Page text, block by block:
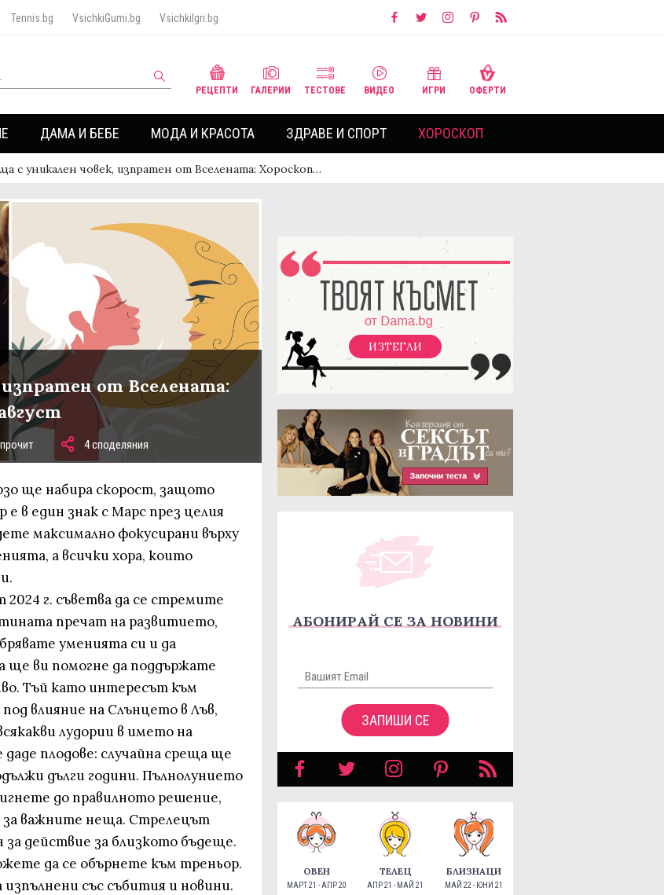
Tennis.bg VsichkiGumi.bg VsichkiIgri.bg
РЕЦЕПТИ ГАЛЕРИИ ТЕСТОВЕ ВИДЕО ИГРИ ОФЕРТИ
ДАМА И БЕБЕ МОДА И КРАСОТА ЗДРАВЕ И СПОРТ ХОРОСКОП
с уникален човек, изпратен от Вселената: Хороскоп…
от Вселената:
4 споделяния
ще набира скорост, защото
в един знак с Марс през целия
максимално фокусирани върху
а всички хора, които
2024 г. съветва да се стремите
пречат на развитието,
уменията си и да
ще ви помогне да поддържате
Тъй като интересът към
влияние на Слънцето в Лъв,
лудории в името на
плодове: случайна среща ще
дълги години. Пълнолунието
до правилното решение,
за важните неща. Стрелецът
за действие за близкото бъдеще.
да се обърнете към треньор.
със събития и новини.
ИЗТЕГЛИ
АБОНИРАЙ СЕ ЗА НОВИНИ
ЗАПИШИ СЕ
ОВЕН
МАРТ 21 - АПР 20
ТЕЛЕЦ
АПР 21 - МАЙ 21
БЛИЗНАЦИ
МАЙ 22 - ЮНИ 21